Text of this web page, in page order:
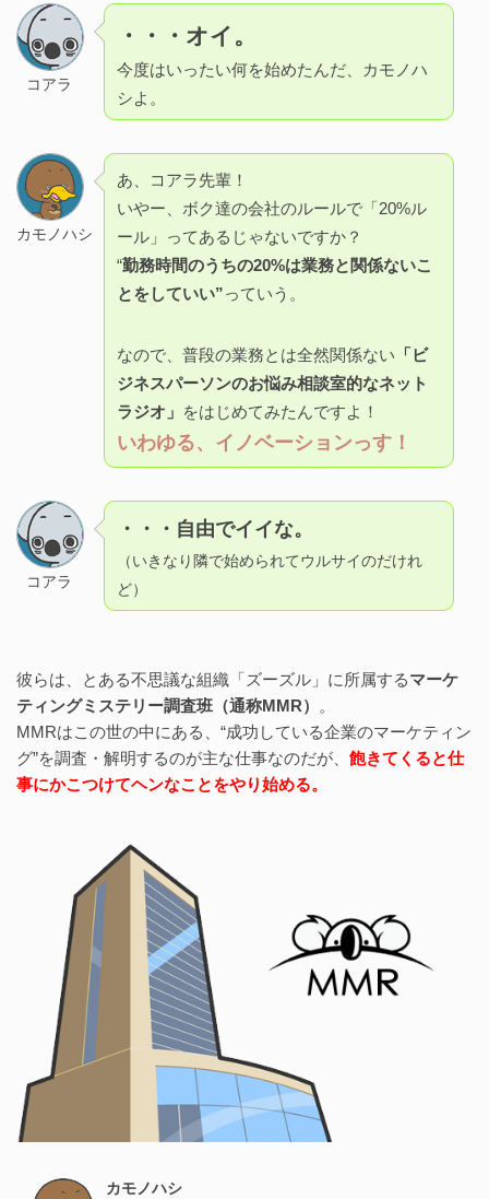
コアラ
・・・オイ。
今度はいったい何を始めたんだ、カモノハ
シよ。
カモノハシ
あ、コアラ先輩！
いやー、ボク達の会社のルールで「20%ル
ール」ってあるじゃないですか？
“勤務時間のうちの20%は業務と関係ないこ
とをしていい”っていう。
なので、普段の業務とは全然関係ない 「ビ
ジネスパーソンのお悩み相談室的なネット
ラジオ」 をはじめてみたんですよ！
いわゆる、イノベーションっす！
コアラ
・・・自由でイイな。
（いきなり隣で始められてウルサイのだけれ
ど）
彼らは、とある不思議な組織「ズーズル」に所属するマーケ
ティングミステリー調査班（通称MMR）
。
MMRはこの世の中にある、“成功している企業のマーケティン
グ”を調査・解明するのが主な仕事なのだが、飽きてくると仕
事にかこつけてヘンなことをやり始める。
カモノハシ